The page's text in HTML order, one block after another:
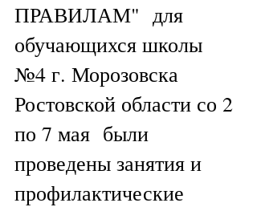
ПРАВИЛАМ"  для
обучающихся школы
№4 г. Морозовска
Ростовской области со 2
по 7 мая  были
проведены занятия и
профилактические